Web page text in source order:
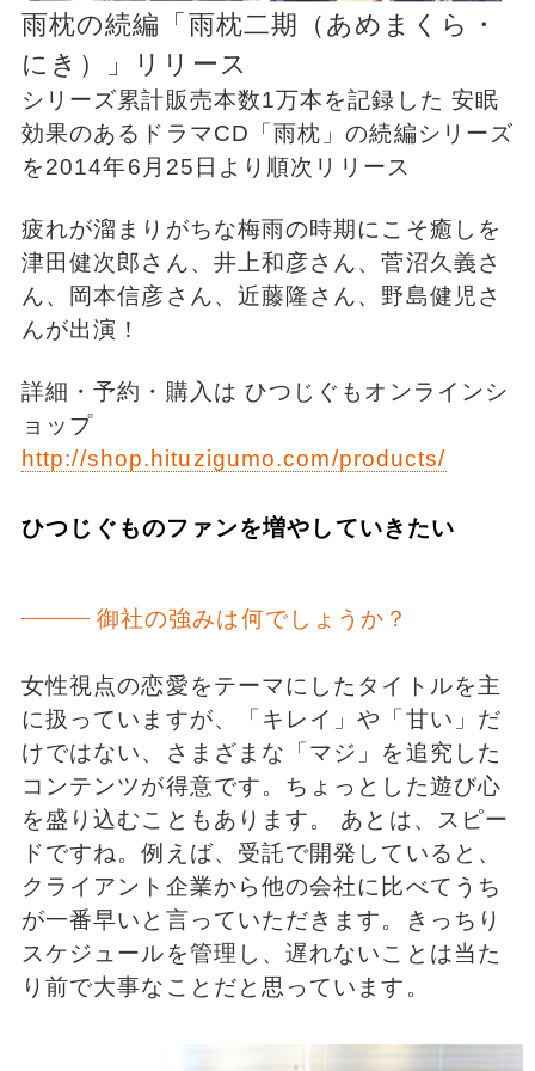
雨枕の続編「雨枕二期（あめまくら・
にき）」リリース
シリーズ累計販売本数1万本を記録した 安眠
効果のあるドラマCD「雨枕」の続編シリーズ
を2014年6月25日より順次リリース
疲れが溜まりがちな梅雨の時期にこそ癒しを
津田健次郎さん、井上和彦さん、菅沼久義さ
ん、岡本信彦さん、近藤隆さん、野島健児さ
んが出演！
詳細・予約・購入は ひつじぐもオンラインシ
ョップ
http://shop.hituzigumo.com/products/
ひつじぐものファンを増やしていきたい
御社の強みは何でしょうか？
女性視点の恋愛をテーマにしたタイトルを主
に扱っていますが、「キレイ」や「甘い」だ
けではない、さまざまな「マジ」を追究した
コンテンツが得意です。ちょっとした遊び心
を盛り込むこともあります。 あとは、スピー
ドですね。例えば、受託で開発していると、
クライアント企業から他の会社に比べてうち
が一番早いと言っていただきます。きっちり
スケジュールを管理し、遅れないことは当た
り前で大事なことだと思っています。